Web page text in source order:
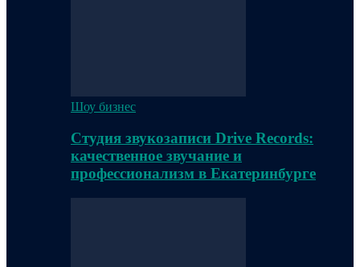
Шоу бизнес
Студия звукозаписи Drive Records:
качественное звучание и
профессионализм в Екатеринбурге